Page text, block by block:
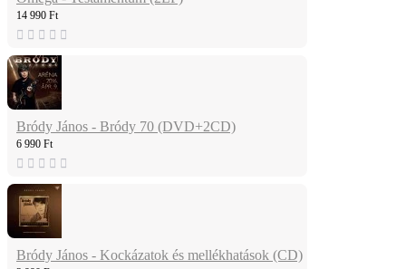
14 990 Ft
Bródy János - Bródy 70 (DVD+2CD)
6 990 Ft
Bródy János - Kockázatok és mellékhatások (CD)